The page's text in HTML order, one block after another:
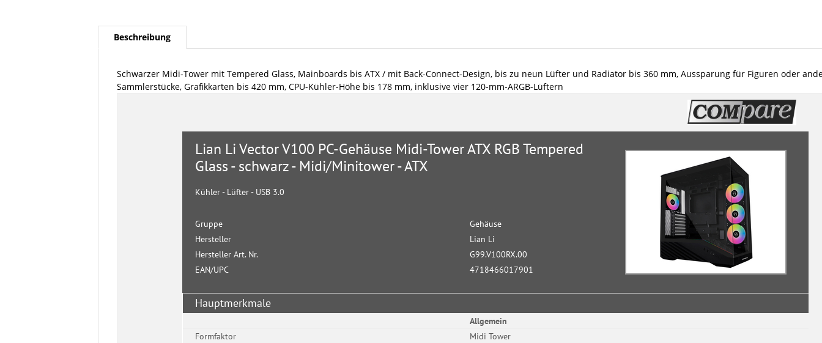
Beschreibung
Schwarzer Midi-Tower mit Tempered Glass, Mainboards bis ATX / mit Back-Connect-Design, bis zu neun Lüfter und Radiator bis 360 mm, Aussparung für Figuren oder
Sammlerstücke, Grafikkarten bis 420 mm, CPU-Kühler-Höhe bis 178 mm, inklusive vier 120-mm-ARGB-Lüftern